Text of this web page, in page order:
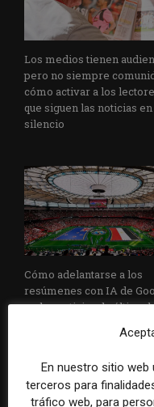
Los medios tienen
pero no siempre
cómo activar a los
que siguen las noticias en
silencio
Cómo adelantarse a los
resúmenes con IA de
en las noticias de última
durante el Mundial de...
En nuestro sitio
terceros para
tráfico web, para